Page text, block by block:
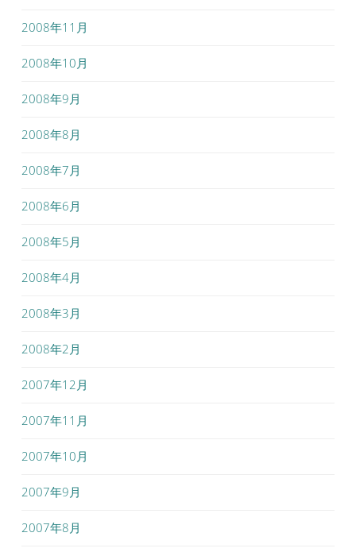
2008年11月
2008年10月
2008年9月
2008年8月
2008年7月
2008年6月
2008年5月
2008年4月
2008年3月
2008年2月
2007年12月
2007年11月
2007年10月
2007年9月
2007年8月